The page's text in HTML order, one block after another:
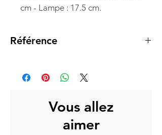
cm - Lampe : 17.5 cm.
Référence
Vous allez
aimer